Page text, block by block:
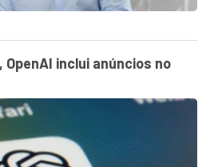
inclui anúncios no